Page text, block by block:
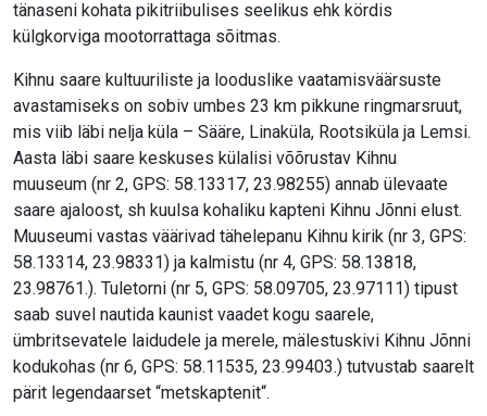
tänaseni kohata pikitriibulises seelikus ehk kördis
külgkorviga mootorrattaga sõitmas.
Kihnu saare kultuuriliste ja looduslike vaatamisväärsuste
avastamiseks on sobiv umbes 23 km pikkune ringmarsruut,
mis viib läbi nelja küla – Sääre, Linaküla, Rootsiküla ja Lemsi.
Aasta läbi saare keskuses külalisi võõrustav Kihnu
muuseum (nr 2, GPS: 58.13317, 23.98255) annab ülevaate
saare ajaloost, sh kuulsa kohaliku kapteni Kihnu Jõnni elust.
Muuseumi vastas väärivad tähelepanu Kihnu kirik (nr 3, GPS:
58.13314, 23.98331) ja kalmistu (nr 4, GPS: 58.13818,
23.98761.). Tuletorni (nr 5, GPS: 58.09705, 23.97111) tipust
saab suvel nautida kaunist vaadet kogu saarele,
ümbritsevatele laidudele ja merele, mälestuskivi Kihnu Jõnni
kodukohas (nr 6, GPS: 58.11535, 23.99403.) tutvustab saarelt
pärit legendaarset “metskaptenit“.